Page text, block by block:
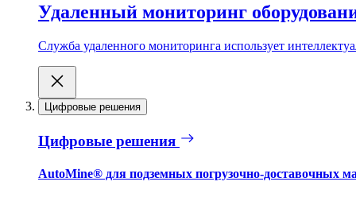
Удаленный мониторинг
Служба удаленного мониторинга использует
Цифровые решения
Цифровые решения
AutoMine® для подземных погрузочно-доставочных